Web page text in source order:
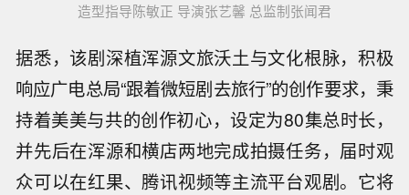
造型指导陈敏正 导演张艺馨 总监制张闻君
据悉，该剧深植浑源文旅沃土与文化根脉，积极
响应广电总局“跟着微短剧去旅行”的创作要求，秉
持着美美与共的创作初心，设定为80集总时长，
并先后在浑源和横店两地完成拍摄任务，届时观
众可以在红果、腾讯视频等主流平台观剧。它将